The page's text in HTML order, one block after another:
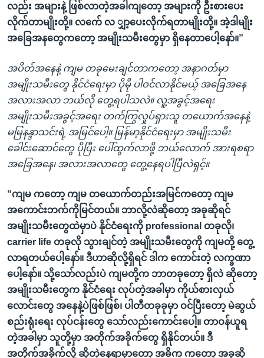
လည်း အများနဲ့ ဖြစ်လာတဲ့အခါကျတော့ အများကို ဦးစားပေး
လိုက်တာမျိုးတို့။ လက်ေ လ ျှာ့ပေးလိုက်ရတာမျိုးတို့။ အဲ့ဒါမျိုး
အခြေအနတွေကတော့ အမျိုးသမီးတွေမှာ ရှိနေတာပေါ့နော်။”
အပိတ်အနေနဲ့ ကျမ တခုမေးချင်တာကတော့ အနာဂတ်မှာ
အမျိုးသမီးတွေ နိုင်ငံရေးမှာ ပိုမို ပါဝင်လာနိုင်မယ့် အခြေအနေ
အလားအလာ ဘယ်လို တွေ့ရပါသလဲ။ လူ့အခွင့်အရေး
အမျိုးသမီးအခွင့်အရေး တက်ကြွလှုပ်ရှားသူ တယောက်အနေနဲ့
မမြနန္ဒာသင်းရဲ့ အမြင်ပေါ့။ မြန်မာ့နိုင်ငံရေးမှာ အမျိုးသမီး
ခေါင်းဆောင်တွေ ပိုပြီး ပေါ်ထွက်လာဖို့ ဘယ်လောက် အားရစရာ
အခြေအနေ၊ အလားအလာတွေ တွေ့နေရပါပြီလဲရှင့်။
“ကျမ ကတော့ ကျမ တယောက်တည်းအမြင်ကတော့ ကျမ
အကောင်းဘက်ကိုမြင်တယ်။ ဘာလို့လဲဆိုတော့ အခုဆိုရင်
အမျိုးသမီးတွေထဲမှာပဲ နိုင်ငံရေးကို professional တခုလို၊
carrier life တခုလို သွားချင်တဲ့ အမျိုးသမီးတွေကို ကျမတို့ တွေ့
လာရတယ်ပေါ့နော်။ ဒီဟာဆိုလို့ရှိရင် ဒါက ကောင်းတဲ့ လက္ခဏာ
ပေါ့နော်။ သို့သော်လည်းပဲ ကျမတို့က ဘာတခုတော့ ရှိလဲ ဆိုတော့
အမျိုးသမီးတွေက နိုင်ငံရေး လုပ်တဲ့အခါမှာ ကိုယ်စားလှယ်
လောင်းတွေ အနေနဲ့ပဲဖြစ်ဖြစ်၊ ပါတီတခုခုမှာ ဝင်ပြီးတော့ မဲဆွယ်
စည်းရုံးရေး လုပ်ငန်းတွေ သော်လည်းကောင်းပေါ့။ တာဝန်ယူရ
တဲ့အခါမှာ သူတို့မှာ အတိုက်အခိုက်တွေ ရှိနိုင်တယ်။ ဒီ
အတိုက်အခိုက်လို့ ဆိုတဲ့နေရာမှာတော့ အဓိက ကတော့ အခုဆို